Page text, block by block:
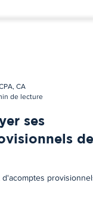
CA
de lecture
ses
de